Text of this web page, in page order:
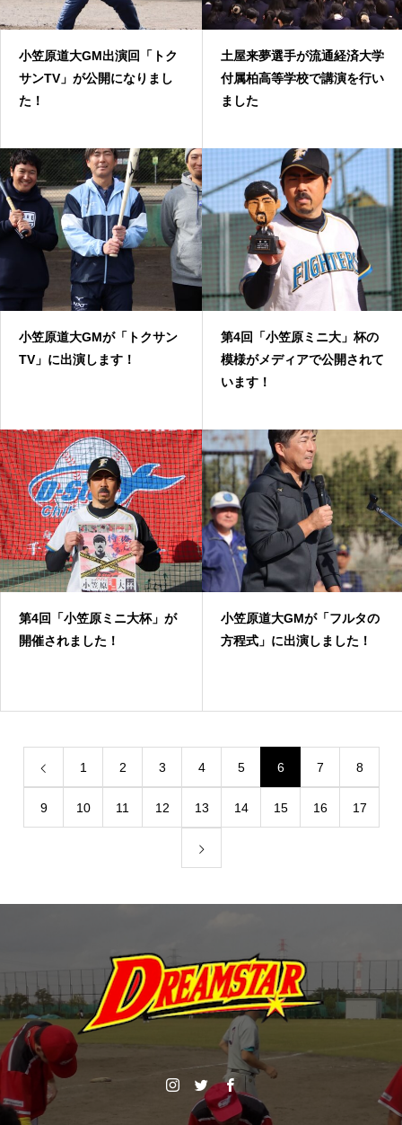
小笠原道大GM出演回「トク
サンTV」が公開になりまし
た！
土屋来夢選手が流通経済大学
付属柏高等学校で講演を行い
ました
小笠原道大GMが「トクサン
TV」に出演します！
第4回「小笠原ミニ大」杯の
模様がメディアで公開されて
います！
第4回「小笠原ミニ大杯」が
開催されました！
小笠原道大GMが「フルタの
方程式」に出演しました！
1 2 3 4 5 6 7 8
9 10 11 12 13 14 15 16 17